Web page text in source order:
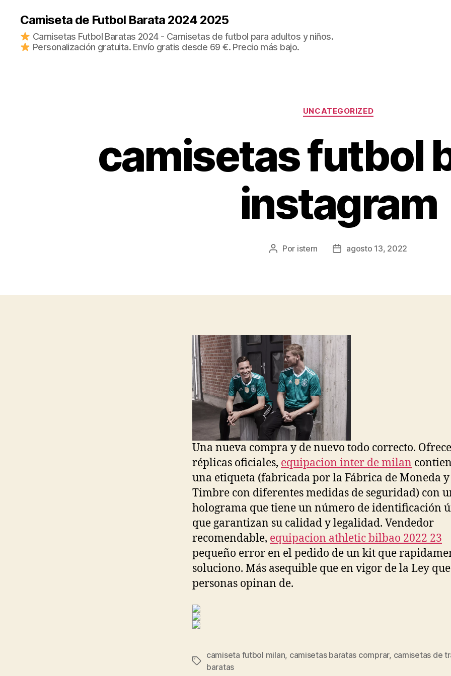
Camiseta de Futbol Barata 2024 2025
Camisetas Futbol Baratas 2024 - Camisetas de futbol para adultos y niños.
Personalización gratuita. Envío gratis desde 69 €. Precio más bajo.
Categorías
UNCATEGORIZED
camisetas futbol
instagram
Autor
Por istern
Fechaagosto 13, 2022
Una nueva compra y de nuevo todo correcto.
réplicas oficiales, equipacion inter de milan
una etiqueta (fabricada por la Fábrica de Moneda y
Timbre con diferentes medidas de seguridad) con
holograma que tiene un número de identificación
que garantizan su calidad y legalidad. Vendedor
recomendable, equipacion athletic bilbao 2022 23
pequeño error en el pedido de un kit que
soluciono. Más asequible que en vigor de la Ley
personas opinan de.
Etiquetas
camiseta futbol milan, camisetas baratas comprar, camisetas de
baratas